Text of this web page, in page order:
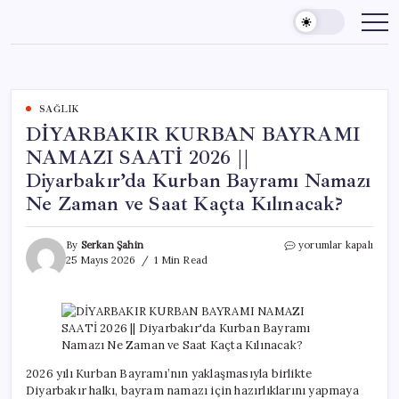
content
SAĞLIK
DİYARBAKIR KURBAN BAYRAMI
NAMAZI SAATİ 2026 ||
Diyarbakır’da Kurban Bayramı Namazı
Ne Zaman ve Saat Kaçta Kılınacak?
By Serkan Şahin
25 Mayıs 2026
1 Min Read
DİYARBAKIR
SAATİ
2026
||
Diyarbakır’da
Bayramı
Namazı
yorumlar kapalı
2026 yılı Kurban Bayramı’nın yaklaşmasıyla birlikte
Diyarbakır halkı, bayram namazı için hazırlıklarını yapmaya